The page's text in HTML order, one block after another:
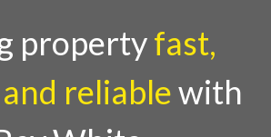
propertyfast,
reliablewith